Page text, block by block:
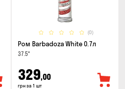
(0)
Ром Barbadoza White 0.7л
37.5°
329,00
грн за 1 шт